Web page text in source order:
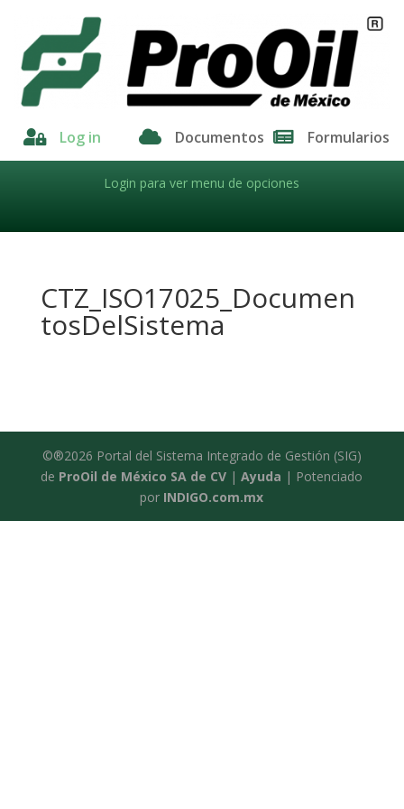
 Log in  Documentos  Formularios
Login para ver menu de opciones
CTZ_ISO17025_Documen
tosDelSistema
©®2026 Portal del Sistema Integrado de Gestión (SIG)
de ProOil de México SA de CV |Ayuda | Potenciado
por INDIGO.com.mx